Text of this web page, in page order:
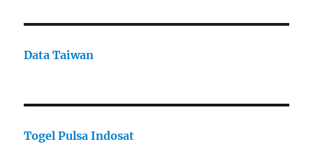
Data Taiwan
Togel Pulsa Indosat